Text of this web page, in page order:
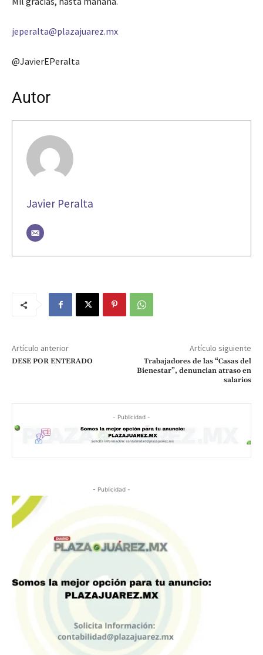
jeperalta@plazajuarez.mx
@JavierEPeralta
Autor
Javier Peralta
Artículo anterior
DESE POR ENTERADO
Artículo siguiente
Trabajadores de las “Casas del
Bienestar”, denuncian atraso en
salarios
- Publicidad -
- Publicidad -